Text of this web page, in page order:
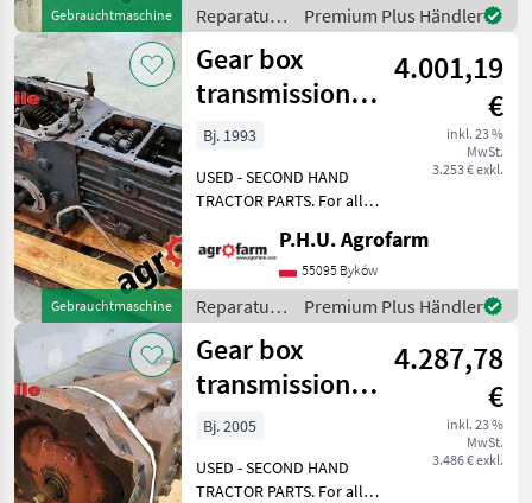
Gebrauchtmaschine
Bei weiteren fragen
kontaktieren
Reparatur
und
Ersatzteile
/ Renault
Premium Plus Händler
Gebrauchtmaschine
Gear box
transmission
rear axle
4.001,19
€
inkl. 23 %
MwSt.
3.253 € exkl.
Bj. 1993
USED - SECOND HAND
TRACTOR PARTS. For all
message by e-mail either
whatsapp. TRAKTOR -
SCHLEPPER ERSATZTEILE.
Bei weiteren fragen
kontaktieren
P.H.U. Agrofarm
55095 Byków
Reparatur
und
Ersatzteile
/ Renault
Premium Plus Händler
Gear box
transmission
Renault Ares 566
4.287,78
€
inkl. 23 %
MwSt.
3.486 € exkl.
Bj. 2005
USED - SECOND HAND
TRACTOR PARTS. For all